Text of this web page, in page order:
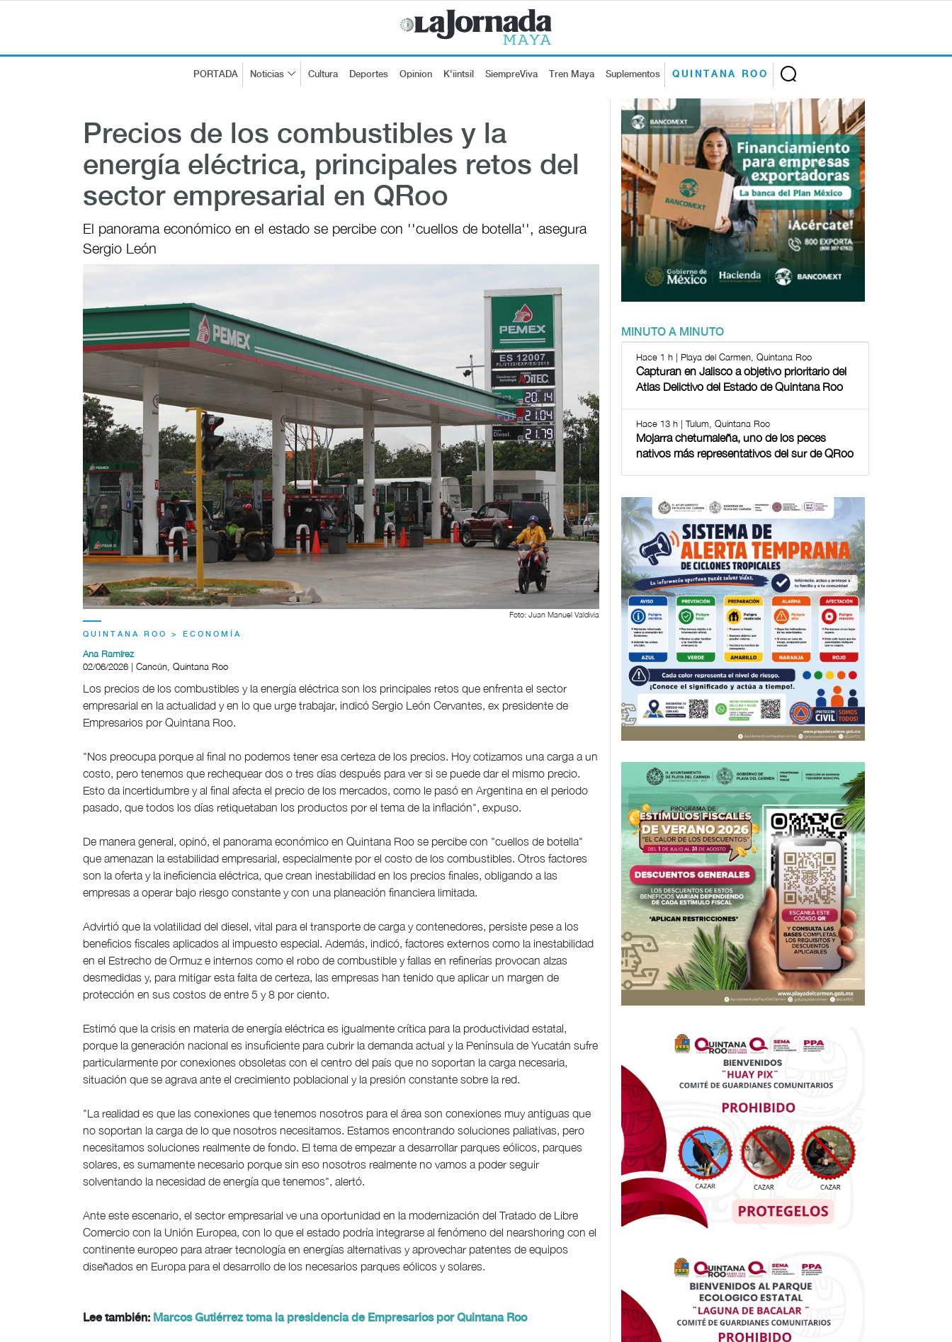
PORTADA Noticias Cultura Deportes Opinion K'iintsil SiempreViva Tren Maya Suplementos QUINTANA ROO
Precios de los combustibles y la
energía eléctrica, principales retos del
sector empresarial en QRoo
El panorama económico en el estado se percibe con ''cuellos de botella'', asegura
Sergio León
Foto: Juan Manuel Valdivia
QUINTANA ROO > ECONOMÍA
Ana Ramírez
02/06/2026 | Cancún, Quintana Roo
Los precios de los combustibles y la energía eléctrica son los principales retos que enfrenta el sector
empresarial en la actualidad y en lo que urge trabajar, indicó Sergio León Cervantes, ex presidente de
Empresarios por Quintana Roo.
"Nos preocupa porque al final no podemos tener esa certeza de los precios. Hoy cotizamos una carga a un
costo, pero tenemos que rechequear dos o tres días después para ver si se puede dar el mismo precio.
Esto da incertidumbre y al final afecta el precio de los mercados, como le pasó en Argentina en el periodo
pasado, que todos los días retiquetaban los productos por el tema de la inflación", expuso.
De manera general, opinó, el panorama económico en Quintana Roo se percibe con "cuellos de botella"
que amenazan la estabilidad empresarial, especialmente por el costo de los combustibles. Otros factores
son la oferta y la ineficiencia eléctrica, que crean inestabilidad en los precios finales, obligando a las
empresas a operar bajo riesgo constante y con una planeación financiera limitada.
Advirtió que la volatilidad del diesel, vital para el transporte de carga y contenedores, persiste pese a los
beneficios fiscales aplicados al impuesto especial. Además, indicó, factores externos como la inestabilidad
en el Estrecho de Ormuz e internos como el robo de combustible y fallas en refinerías provocan alzas
desmedidas y, para mitigar esta falta de certeza, las empresas han tenido que aplicar un margen de
protección en sus costos de entre 5 y 8 por ciento.
Estimó que la crisis en materia de energía eléctrica es igualmente crítica para la productividad estatal,
porque la generación nacional es insuficiente para cubrir la demanda actual y la Península de Yucatán sufre
particularmente por conexiones obsoletas con el centro del país que no soportan la carga necesaria,
situación que se agrava ante el crecimiento poblacional y la presión constante sobre la red.
"La realidad es que las conexiones que tenemos nosotros para el área son conexiones muy antiguas que
no soportan la carga de lo que nosotros necesitamos. Estamos encontrando soluciones paliativas, pero
necesitamos soluciones realmente de fondo. El tema de empezar a desarrollar parques eólicos, parques
solares, es sumamente necesario porque sin eso nosotros realmente no vamos a poder seguir
solventando la necesidad de energía que tenemos", alertó.
Ante este escenario, el sector empresarial ve una oportunidad en la modernización del Tratado de Libre
Comercio con la Unión Europea, con lo que el estado podría integrarse al fenómeno del nearshoring con el
continente europeo para atraer tecnología en energías alternativas y aprovechar patentes de equipos
diseñados en Europa para el desarrollo de los necesarios parques eólicos y solares.
Lee también: Marcos Gutiérrez toma la presidencia de Empresarios por Quintana Roo
MINUTO A MINUTO
Hace 1 h | Playa del Carmen, Quintana Roo
Capturan en Jalisco a objetivo prioritario del
Atlas Delictivo del Estado de Quintana Roo
Hace 13 h | Tulum, Quintana Roo
Mojarra chetumaleña, uno de los peces
nativos más representativos del sur de QRoo